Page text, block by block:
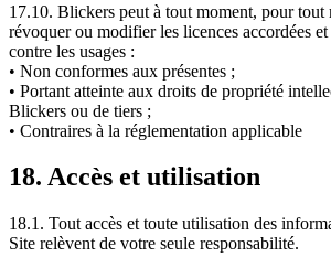
17.10. Blickers peut à tout moment, pour
révoquer ou modifier les licences accordées
contre les usages :
• Non conformes aux présentes ;
• Portant atteinte aux droits de propriété
Blickers ou de tiers ;
• Contraires à la réglementation applicable
18. Accès et utilisation
18.1. Tout accès et toute utilisation des
Site relèvent de votre seule responsabilité.